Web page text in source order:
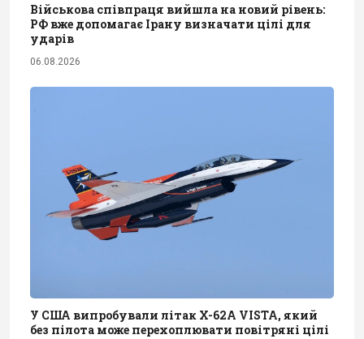
Військова співпраця вийшла на новий рівень:
РФ вже допомагає Ірану визначати цілі для
ударів
06.08.2026
У США випробували літак X-62A VISTA, який
без пілота може перехоплювати повітряні цілі